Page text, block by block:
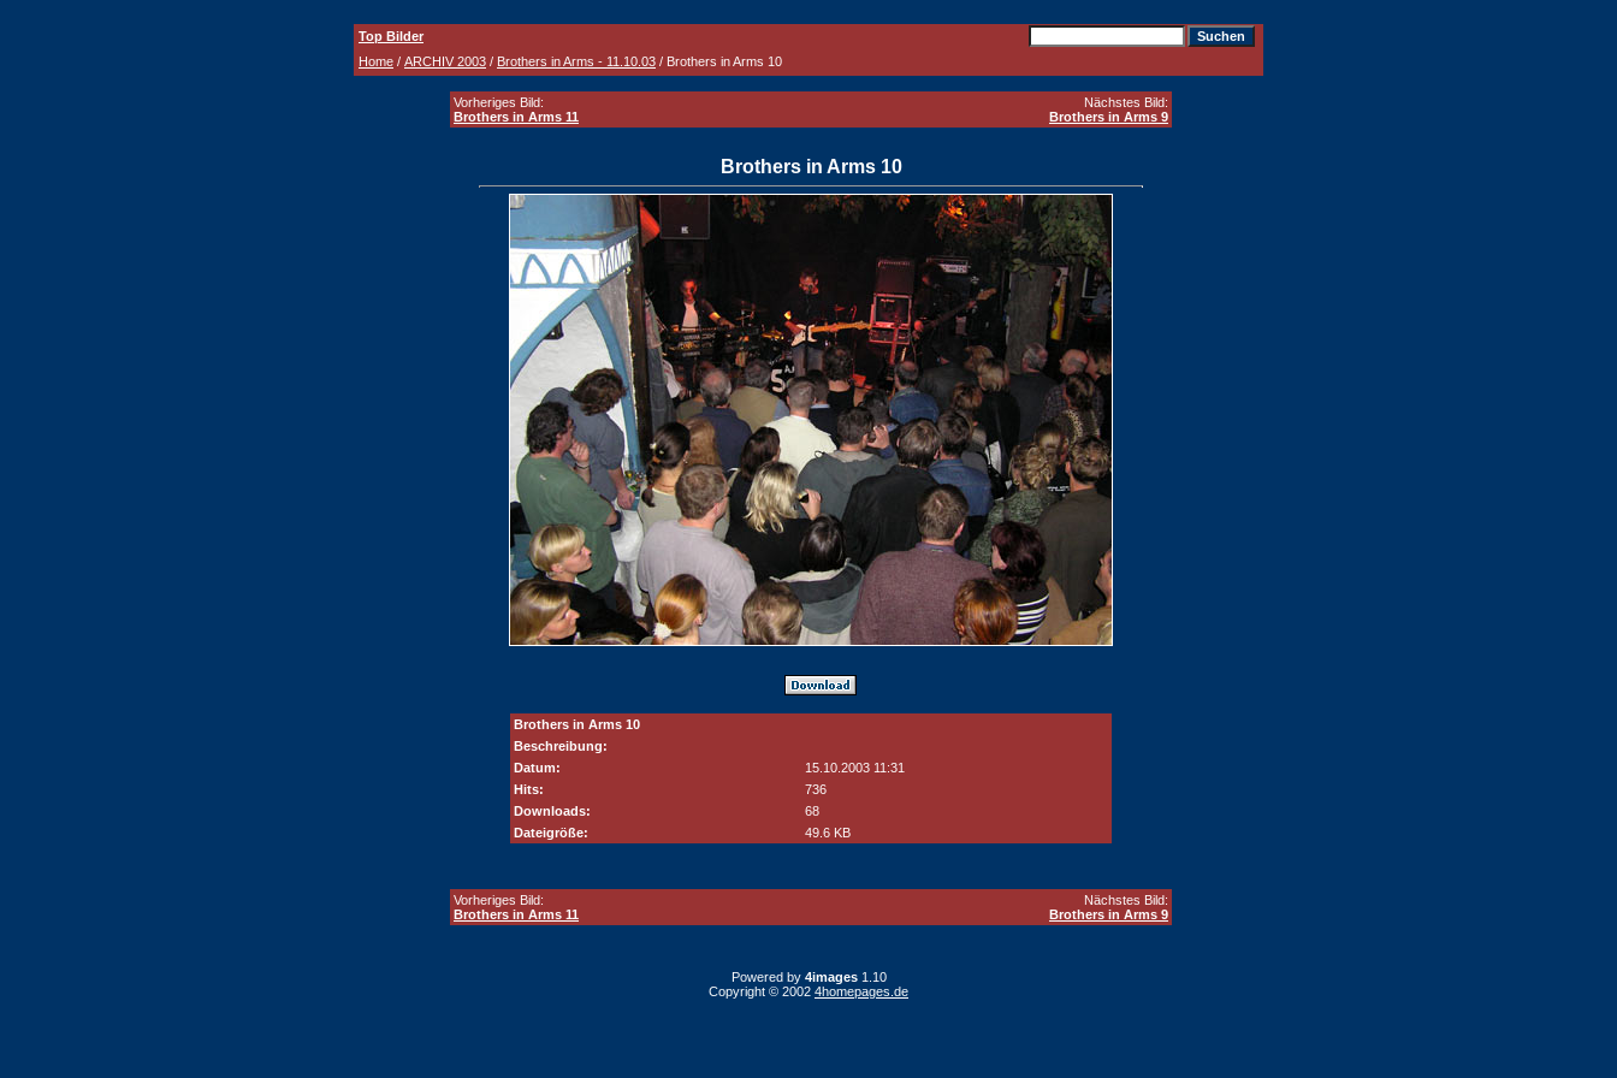
Top Bilder
Home / ARCHIV 2003 / Brothers in Arms - 11.10.03 / Brothers in Arms 10
Vorheriges Bild:
Brothers in Arms 11
Nächstes Bild:
Brothers in Arms 9
Brothers in Arms 10
Brothers in Arms 10
Beschreibung:
Datum:
15.10.2003 11:31
Hits:
736
Downloads:
68
Dateigröße:
49.6 KB
Vorheriges Bild:
Brothers in Arms 11
Nächstes Bild:
Brothers in Arms 9
Powered by 4images1.10
Copyright © 2002 4homepages.de